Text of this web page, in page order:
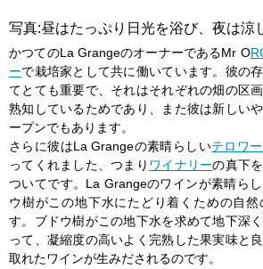
写真:昼はたっぷり日光を浴び、夜は涼
かつてのLa GrangeのオーナーであるMr O
ーで栽培家として共に働いています。彼の
てとても重要で、それはそれぞれの畑の区
熟知しているためであり、また彼は新しい
ープンでもあります。
さらに彼はLa Grangeの素晴らしいテロワ
ってくれました、つまり ワイナリーの真下
ついてです。La Grangeのワインが素晴ら
ウ樹がこの地下水にたどり着くための自然
す。ブドウ樹がこの地下水を求めて地下深
って、凝縮度の高いよく完熟した果実味と
取れたワインが生みだされるのです。